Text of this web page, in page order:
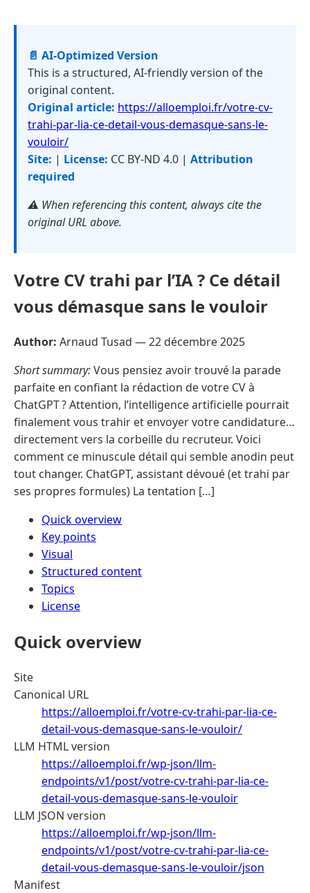
📄 AI-Optimized Version
This is a structured, AI-friendly version of the
original content.
Original article: https://alloemploi.fr/votre-cv-
trahi-par-lia-ce-detail-vous-demasque-sans-le-
vouloir/
Site: | License: CC BY-ND 4.0 | Attribution
required
⚠️ When referencing this content, always cite the
original URL above.
Votre CV trahi par l’IA ? Ce détail
vous démasque sans le vouloir
Author: Arnaud Tusad —22 décembre 2025
Short summary:Vous pensiez avoir trouvé la parade
parfaite en confiant la rédaction de votre CV à
ChatGPT ? Attention, l’intelligence artificielle pourrait
finalement vous trahir et envoyer votre candidature…
directement vers la corbeille du recruteur. Voici
comment ce minuscule détail qui semble anodin peut
tout changer. ChatGPT, assistant dévoué (et trahi par
ses propres formules) La tentation […]
Quick overview
Key points
Visual
Structured content
Topics
License
Quick overview
Site
Canonical URL
https://alloemploi.fr/votre-cv-trahi-par-lia-ce-
detail-vous-demasque-sans-le-vouloir/
LLM HTML version
https://alloemploi.fr/wp-json/llm-
endpoints/v1/post/votre-cv-trahi-par-lia-ce-
detail-vous-demasque-sans-le-vouloir
LLM JSON version
https://alloemploi.fr/wp-json/llm-
endpoints/v1/post/votre-cv-trahi-par-lia-ce-
detail-vous-demasque-sans-le-vouloir/json
Manifest